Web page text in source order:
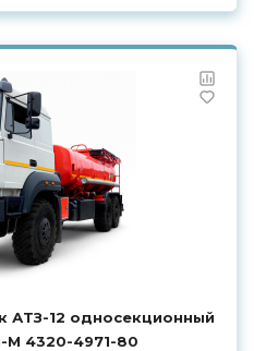
АТЗ-12 односекционный
М 4320-4971-80